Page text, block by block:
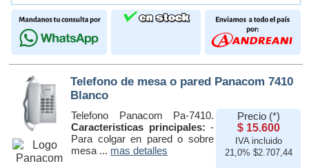
Telefono de mesa o pared Panacom 7410
Blanco
Telefono Panacom Pa-7410.
Caracteristicas principales: -
Para colgar en pared o sobre
mesa ... mas detalles
Precio (*)
$ 15.600
IVA incluido
21,0% $2.707,44